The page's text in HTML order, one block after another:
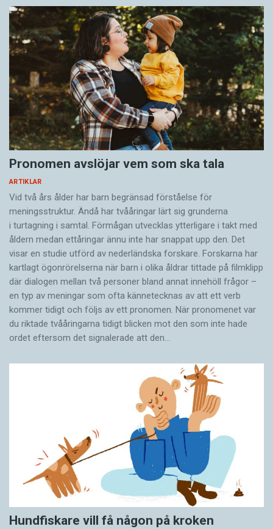
Pronomen avslöjar vem som ska tala
ARTIKLAR
Vid två års ålder har barn begränsad förståelse för
meningsstruktur. Ändå har tvååringar lärt sig grunderna
i turtagning i samtal. Förmågan utvecklas ytterligare i takt med
åldern medan ettåringar ännu inte har snappat upp den. Det
visar en studie utförd av nederländska forskare. Forskarna har
kartlagt ögonrörelserna när barn i olika åldrar tittade på filmklipp
där dialogen mellan två personer bland annat innehöll frågor –
en typ av meningar som ofta kännetecknas av att ett verb
kommer tidigt och följs av ett pronomen. När pronomenet var
du riktade tvååringarna tidigt blicken mot den som inte hade
ordet eftersom det ­signalerade att den…
Hundfiskare vill få någon på kroken